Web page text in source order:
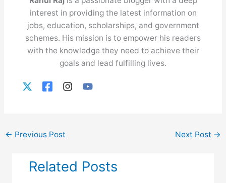
interest in providing the latest information on
jobs, education, scholarships, and government
schemes. His mission is to empower his readers
with the knowledge they need to achieve their
goals and lead fulfilling lives.
← Previous Post Next Post →
Related Posts